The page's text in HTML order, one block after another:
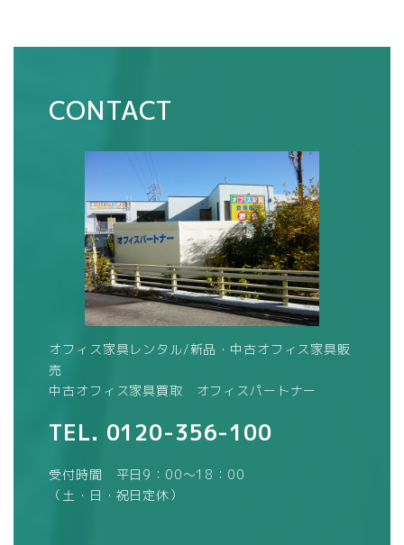
CONTACT
オフィス家具レンタル/新品・中古オフィス家具販
売
中古オフィス家具買取 オフィスパートナー
TEL. 0120-356-100
受付時間 平日9：00～18：00
（土・日・祝日定休）